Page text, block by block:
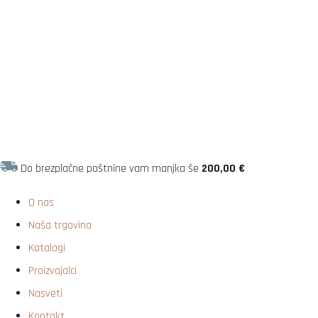
Do brezplačne poštnine vam manjka še 200,00 €
O nas
Naša trgovina
Katalogi
Proizvajalci
Nasveti